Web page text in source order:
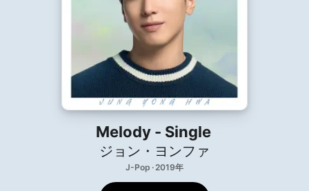
Melody - Single
ジョン・ヨンファ
J-Pop · 2019年